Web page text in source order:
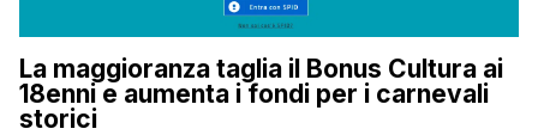
La maggioranza taglia il Bonus Cultura ai
18enni e aumenta i fondi per i carnevali
storici